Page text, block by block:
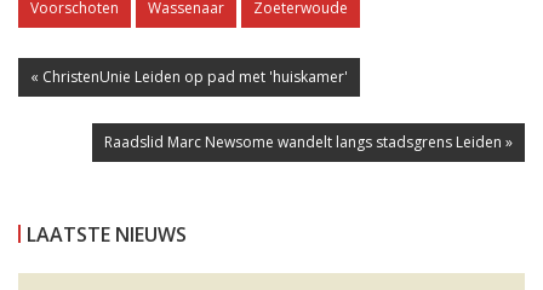
Voorschoten
Wassenaar Zoeterwoude
« ChristenUnie Leiden op pad met 'huiskamer'
Raadslid Marc Newsome wandelt langs stadsgrens Leiden »
LAATSTE NIEUWS